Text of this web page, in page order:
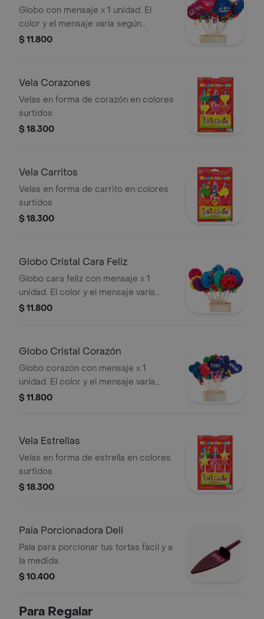
Globo con mensaje x 1 unidad. El
color y el mensaje varía según
disponibilidad al momento de la
$ 11.800
Vela Corazones
Velas en forma de corazón en colores
surtidos
$ 18.300
Vela Carritos
Velas en forma de carrito en colores
surtidos
$ 18.300
Globo Cristal Cara Feliz
Globo cara feliz con mensaje x 1
unidad. El color y el mensaje varía
según disponibilidad al momento de
$ 11.800
Globo Cristal Corazón
Globo corazón con mensaje x 1
unidad. El color y el mensaje varía
según disponibilidad al momento de
$ 11.800
Vela Estrellas
Velas en forma de estrella en colores
surtidos
$ 18.300
Pala Porcionadora Deli
Pala para porcionar tus tortas fácil y a
la medida.
$ 10.400
Para Regalar